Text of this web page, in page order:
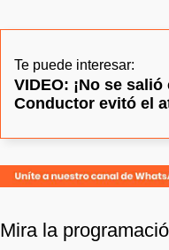
Te puede interesar:
VIDEO: ¡No se
Conductor evitó el
Mira la